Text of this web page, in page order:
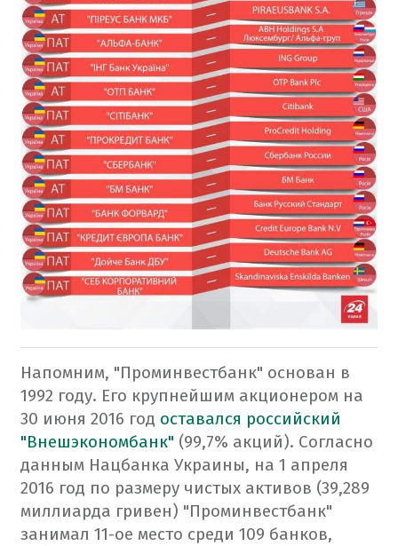
Напомним, "Проминвестбанк" основан в
1992 году. Его крупнейшим акционером на
30 июня 2016 год оставался российский
"Внешэкономбанк" (99,7% акций). Согласно
данным Нацбанка Украины, на 1 апреля
2016 год по размеру чистых активов (39,289
миллиарда гривен) "Проминвестбанк"
занимал 11-ое место среди 109 банков,